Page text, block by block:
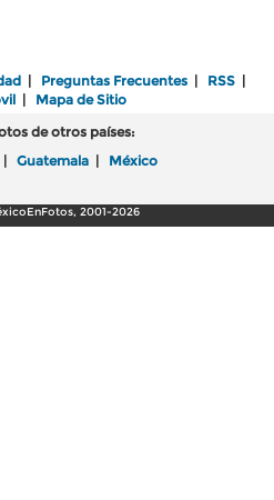
| Preguntas Frecuentes | RSS |
| Mapa de Sitio
de otros países:
| Guatemala | México
2001-2026